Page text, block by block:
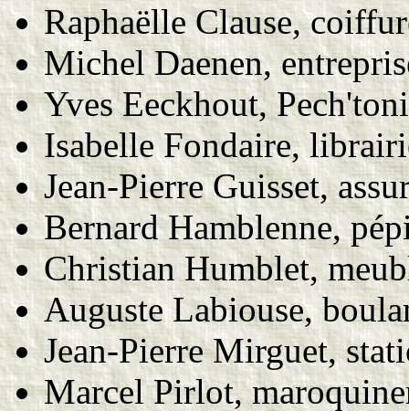
Raphaëlle Clause,
Michel Daenen,
Yves Eeckhout,
Isabelle Fondaire,
Jean-Pierre Guisset,
Bernard Hamblenne,
Christian Humblet,
Auguste Labiouse,
Jean-Pierre Mirguet,
Marcel Pirlot,